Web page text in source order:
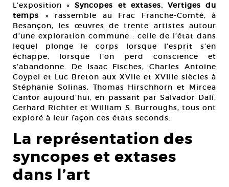
L’exposition «Syncopes et extases. Vertiges du
temps » rassemble au Frac Franche-Comté, à
Besançon, les œuvres de trente artistes autour
d’une exploration commune : celle de l’état dans
lequel plonge le corps lorsque l’esprit s’en
échappe, lorsque l’on perd conscience et
s’abandonne. De Isaac Fisches, Charles Antoine
Coypel et Luc Breton aux XVIIe et XVIIIe siècles à
Stéphanie Solinas, Thomas Hirschhorn et Mircea
Cantor aujourd’hui, en passant par Salvador Dalí,
Gerhard Richter et William S. Burroughs, tous ont
exploré à leur façon ces états seconds.
La représentation des
syncopes et extases
dans l’art